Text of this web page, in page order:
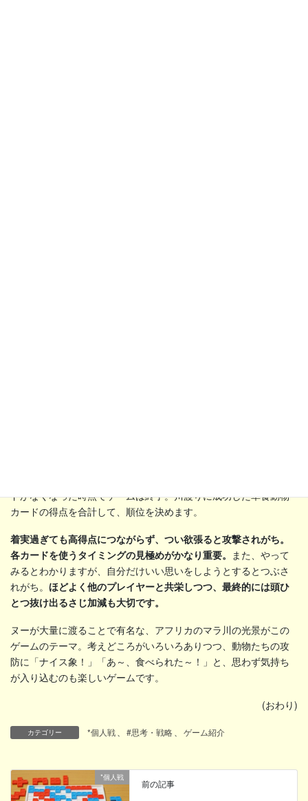
ドがなくなった時点でゲームは終了。川渡りに成功した草食動物
カードの得点を合計して、順位を決めます。
着実過ぎても高得点につながらず、つい欲張ると攻撃されがち。
各カードを使うタイミングの見極めがかなり重要。 また、やって
みるとわかりますが、自分だけいい思いをしようとするとつぶさ
れがち。 ほどよく他のプレイヤーと共栄しつつ、最終的には頭ひ
とつ抜け出るさじ加減も大切です。
ヌーが大量に渡ることで有名な、アフリカのマラ川の光景がこの
ゲームのテーマ。考えどころがいろいろありつつ、動物たちの攻
防に「ナイス象！」「あ～、食べられた～！」と、思わず気持ち
が入り込むのも楽しいゲームです。
(おわり)
カテゴリー *個人戦 #思考・戦略 ゲーム紹介
*個人戦
前の記事